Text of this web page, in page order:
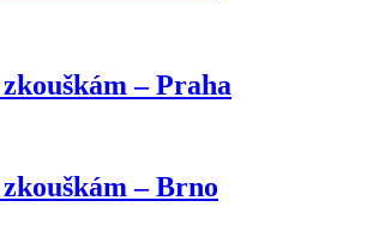
– Praha
– Brno